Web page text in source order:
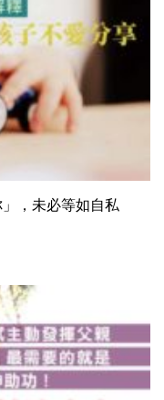
，未必等如自私